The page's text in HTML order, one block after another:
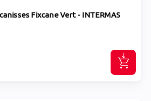
Fixcane Vert - INTERMAS